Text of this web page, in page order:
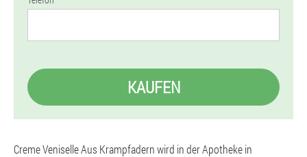
KAUFEN
Creme Veniselle Aus Krampfadern wird in der Apotheke in